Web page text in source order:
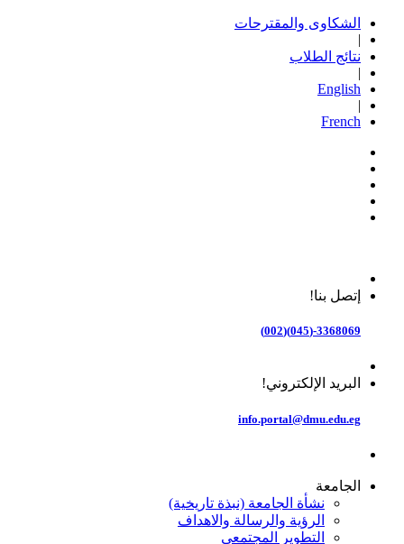
الشكاوى والمقترحات
|
نتائج الطلاب
|
English
|
French
إتصل بنا!
3368069-(045)(002)
البريد الإلكتروني!
info.portal@dmu.edu.eg
الجامعة
نشأة الجامعة (نبذة تاريخية)
الرؤية والرسالة والاهداف
التطوير المجتمعى